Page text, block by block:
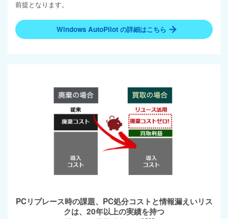
前提となります。
Windows AutoPilot の詳細はこちら
PCリプレース時の課題、PC処分コストと情報漏えいリス
クは、20年以上の実績を持つ